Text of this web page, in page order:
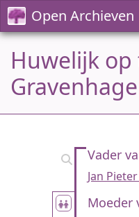
Open Archieven
Huwelijk op
Gravenhage
Vader
Jan
Moeder